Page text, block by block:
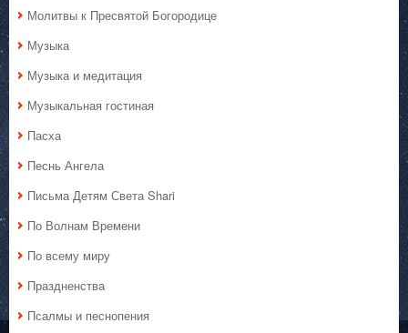
Молитвы к Пресвятой Богородице
Музыка
Музыка и медитация
Музыкальная гостиная
Пасха
Песнь Ангела
Письма Детям Света Shari
По Волнам Времени
По всему миру
Праздненства
Псалмы и песнопения